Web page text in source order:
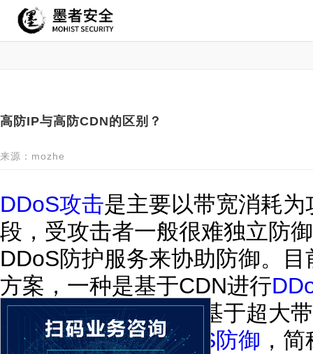
高防IP与高防CDN的区别？
来源：mozhe
DDoS攻击是主要以带宽消耗
段，受攻击者一般很难独立防
DDoS防护服务来协助防御。
方案，一种是基于CDN进行
护方案，另外一种是基于超大
的高防节点进行DDoS防御 ，